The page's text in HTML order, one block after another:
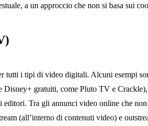
a un approccio che non si basa sui
tutti i tipi di video digitali. Alcuni esempi
Disney+ gratuiti, come Pluto TV e Crackle),
editori. Tra gli annunci video online che non
(all’interno di contenuti video) e